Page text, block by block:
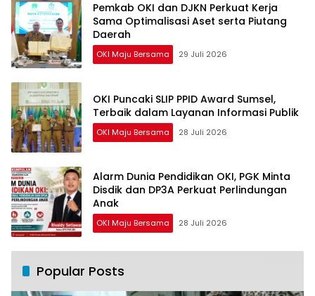
Pemkab OKI dan DJKN Perkuat Kerja
Sama Optimalisasi Aset serta Piutang
Daerah
OKI Maju Bersama 29 Juli 2026
OKI Puncaki SLIP PPID Award Sumsel,
Terbaik dalam Layanan Informasi Publik
OKI Maju Bersama 28 Juli 2026
Alarm Dunia Pendidikan OKI, PGK Minta
Disdik dan DP3A Perkuat Perlindungan
Anak
OKI Maju Bersama 28 Juli 2026
Popular Posts